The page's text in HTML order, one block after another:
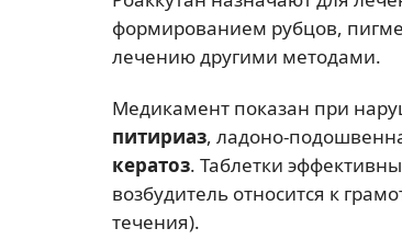
формированием рубцов,
лечению другими методами.
Медикамент показан при
питириаз, ладоно-
кератоз. Таблетки
возбудитель относится к
течения).